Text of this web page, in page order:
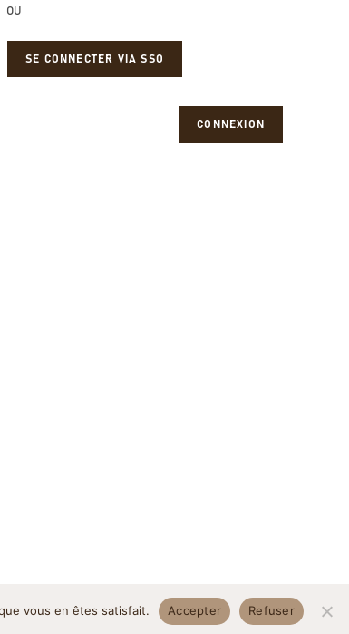
OU
SE CONNECTER VIA SSO
CONNEXION
vous en êtes satisfait. Accepter Refuser